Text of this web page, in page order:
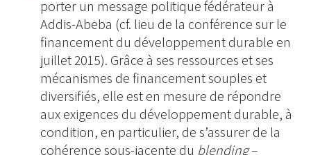
porter un message politique fédérateur à
Addis-Abeba (cf. lieu de la conférence sur le
financement du développement durable en
juillet 2015). Grâce à ses ressources et ses
mécanismes de financement souples et
diversifiés, elle est en mesure de répondre
aux exigences du développement durable, à
condition, en particulier, de s’assurer de la
cohérence sous-jacente du blending–